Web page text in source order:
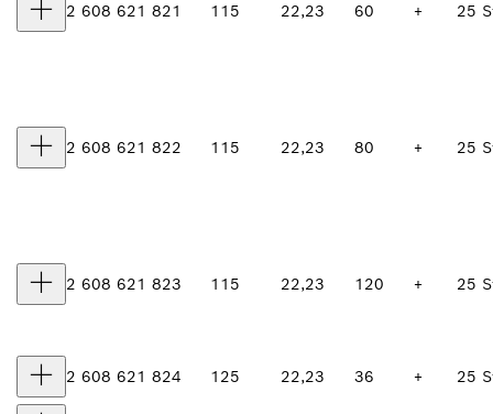
2 608 621 821 115 22,23 60 + 25
2 608 621 822 115 22,23 80 + 25
2 608 621 823 115 22,23 120 + 25
2 608 621 824 125 22,23 36 + 25